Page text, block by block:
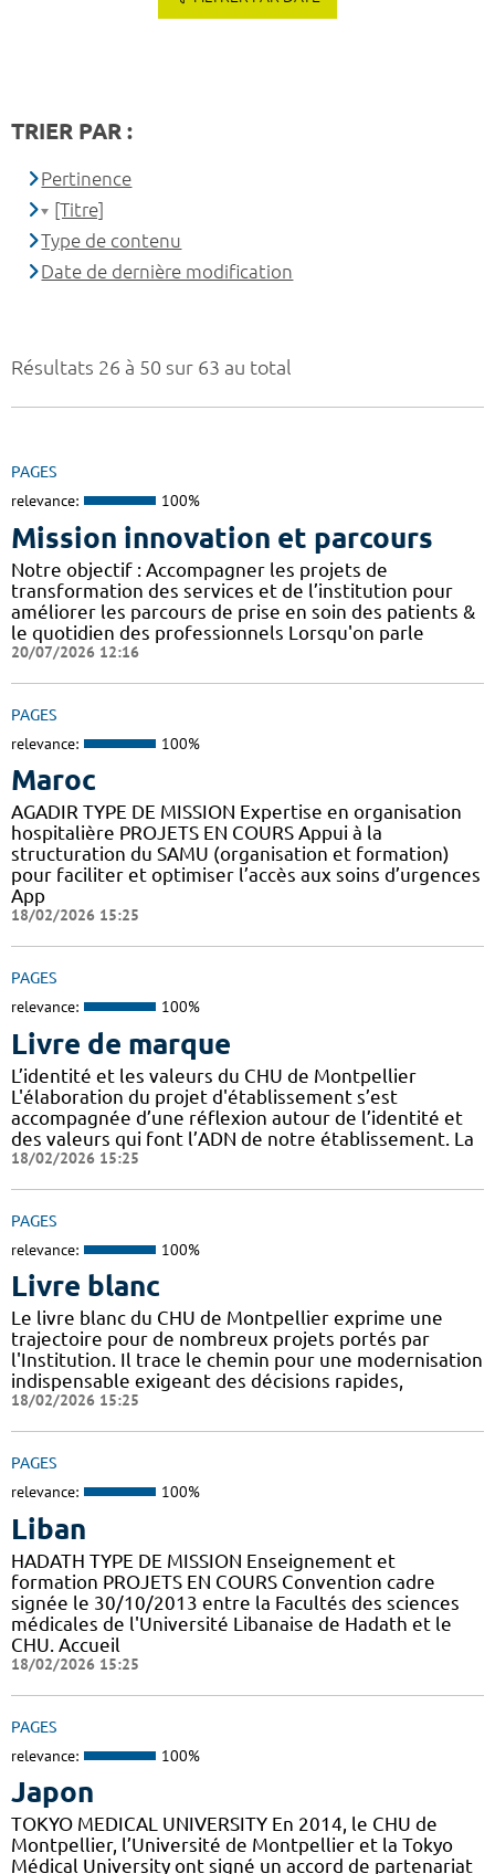
Résultats 26 à 50 sur 63 au total
PAGES
relevance: 100%
Mission innovation et parcours
Notre objectif : Accompagner les projets de
transformation des services et de l’institution pour
améliorer les parcours de prise en soin des patients &
le quotidien des professionnels Lorsqu'on parle
20/07/2026 12:16
PAGES
relevance: 100%
Maroc
AGADIR TYPE DE MISSION Expertise en organisation
hospitalière PROJETS EN COURS Appui à la
structuration du SAMU (organisation et formation)
pour faciliter et optimiser l’accès aux soins d’urgences
App
18/02/2026 15:25
PAGES
relevance: 100%
Livre de marque
L’identité et les valeurs du CHU de Montpellier
L'élaboration du projet d'établissement s’est
accompagnée d’une réflexion autour de l’identité et
des valeurs qui font l’ADN de notre établissement. La
18/02/2026 15:25
PAGES
relevance: 100%
Livre blanc
Le livre blanc du CHU de Montpellier exprime une
trajectoire pour de nombreux projets portés par
l'Institution. Il trace le chemin pour une modernisation
indispensable exigeant des décisions rapides,
18/02/2026 15:25
PAGES
relevance: 100%
Liban
HADATH TYPE DE MISSION Enseignement et
formation PROJETS EN COURS Convention cadre
signée le 30/10/2013 entre la Facultés des sciences
médicales de l'Université Libanaise de Hadath et le
CHU. Accueil
18/02/2026 15:25
PAGES
relevance: 100%
Japon
TOKYO MEDICAL UNIVERSITY En 2014, le CHU de
Montpellier, l’Université de Montpellier et la Tokyo
Médical University ont signé un accord de partenariat
TRIER PAR :
Pertinence
[Titre]
Type de contenu
Date de dernière modification